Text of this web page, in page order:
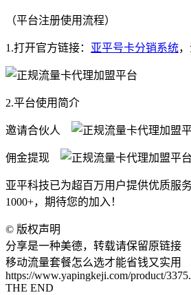
（平台注册使用流程）
1.打开官方链接： 亚平号卡分销系统
2.平台使用简介
邀请合伙人
佣金提现
亚平科技已为超百万用户提供优质服
1000+，期待您的加入！
© 版权声明
分享是一种美德，转载请保留原链接
移动流量套餐怎么选才能省钱又实用
https://www.yapingkeji.com/product/
THE END